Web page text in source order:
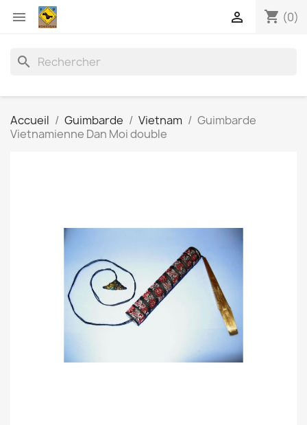
 shopping_cart (0)

search
Accueil Guimbarde Vietnam
Guimbarde
Vietnamienne Dan Moi double